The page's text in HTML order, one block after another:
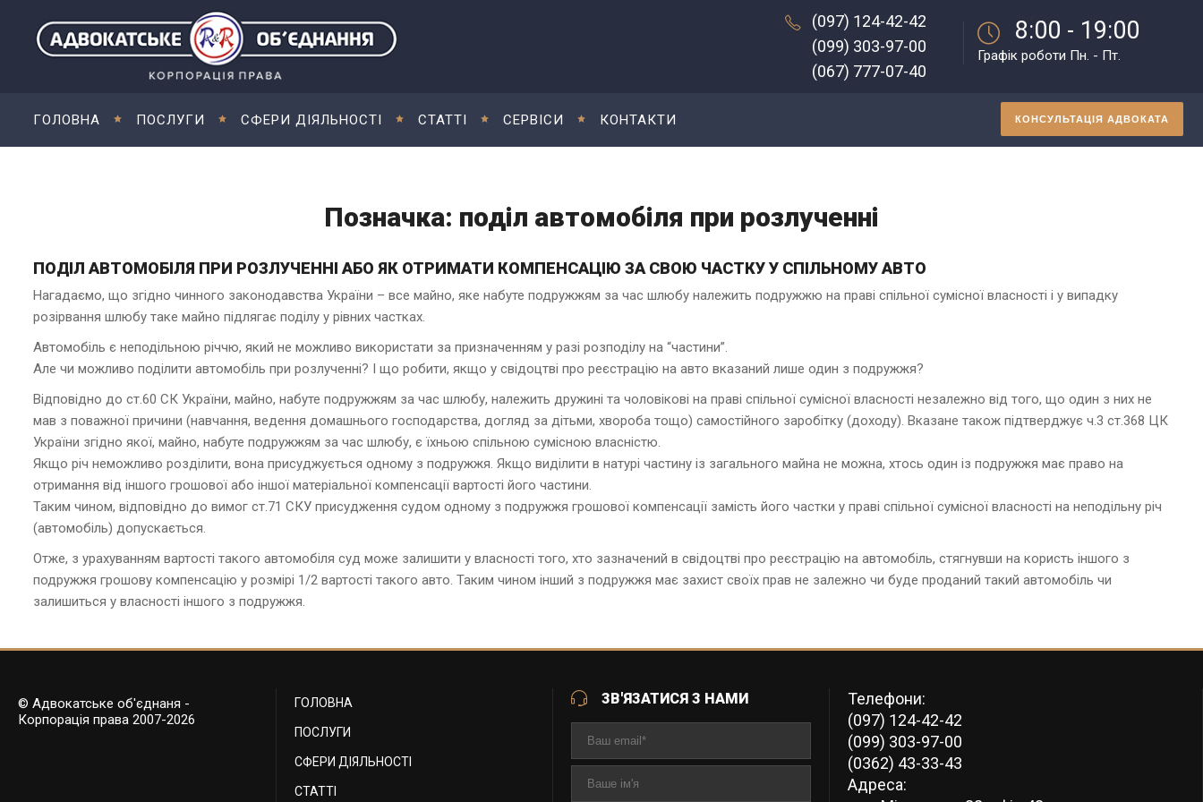
(097) 124-42-42
(099) 303-97-00
(067) 777-07-40
8:00 - 19:00
Графік роботи Пн. - Пт.
ГОЛОВНА ПОСЛУГИ СФЕРИ ДІЯЛЬНОСТІ СТАТТІ СЕРВІСИ КОНТАКТИ КОНСУЛЬТАЦІЯ АДВОКАТА
Позначка: поділ автомобіля при розлученні
ПОДІЛ АВТОМОБІЛЯ ПРИ РОЗЛУЧЕННІ АБО ЯК ОТРИМАТИ КОМПЕНСАЦІЮ ЗА СВОЮ ЧАСТКУ У СПІЛЬНОМУ АВТО
Нагадаємо, що згідно чинного законодавства України – все майно, яке набуте подружжям за час шлюбу належить подружжю на праві спільної сумісної власності і у випадку
розірвання шлюбу таке майно підлягає поділу у рівних частках.
Автомобіль є неподільною річчю, який не можливо використати за призначенням у разі розподілу на “частини”.
Але чи можливо поділити автомобіль при розлученні? І що робити, якщо у свідоцтві про реєстрацію на авто вказаний лише один з подружжя?
Відповідно до ст.60 СК України, майно, набуте подружжям за час шлюбу, належить дружині та чоловікові на праві спільної сумісної власності незалежно від того, що один з них не
мав з поважної причини (навчання, ведення домашнього господарства, догляд за дітьми, хвороба тощо) самостійного заробітку (доходу). Вказане також підтверджує ч.3 ст.368 ЦК
України згідно якої, майно, набуте подружжям за час шлюбу, є їхньою спільною сумісною власністю.
Якщо річ неможливо розділити, вона присуджується одному з подружжя. Якщо виділити в натурі частину із загального майна не можна, хтось один із подружжя має право на
отримання від іншого грошової або іншої матеріальної компенсації вартості його частини.
Таким чином, відповідно до вимог ст.71 СКУ присудження судом одному з подружжя грошової компенсації замість його частки у праві спільної сумісної власності на неподільну річ
(автомобіль) допускається.
Отже, з урахуванням вартості такого автомобіля суд може залишити у власності того, хто зазначений в свідоцтві про реєстрацію на автомобіль, стягнувши на користь іншого з
подружжя грошову компенсацію у розмірі 1/2 вартості такого авто. Таким чином інший з подружжя має захист своїх прав не залежно чи буде проданий такий автомобіль чи
залишиться у власності іншого з подружжя.
© Адвокатське об'єднаня -
Корпорація права 2007-2026
ГОЛОВНА
ПОСЛУГИ
СФЕРИ ДІЯЛЬНОСТІ
СТАТТІ
ЗВ'ЯЗАТИСЯ З НАМИ
Телефони:
(097) 124-42-42
(099) 303-97-00
(0362) 43-33-43
Адреса: